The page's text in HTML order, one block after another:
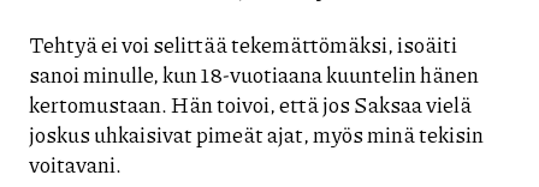
Tehtyä ei voi selittää tekemättömäksi, isoäiti
sanoi minulle, kun 18-vuotiaana kuuntelin hänen
kertomustaan. Hän toivoi, että jos Saksaa vielä
joskus uhkaisivat pimeät ajat, myös minä tekisin
voitavani.